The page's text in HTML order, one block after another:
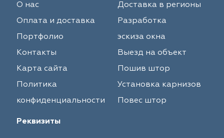
О нас
Оплата и доставка
Портфолио
Контакты
Карта сайта
Политика
конфиденциальности
Доставка в регионы
Разработка
эскиза окна
Выезд на объект
Пошив штор
Установка карнизов
Повес штор
Реквизиты